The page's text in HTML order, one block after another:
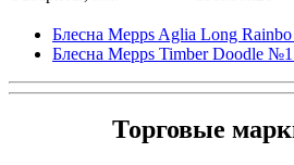
Блесна Mepps Aglia Long
Блесна Mepps Timber Doodle
Торговые